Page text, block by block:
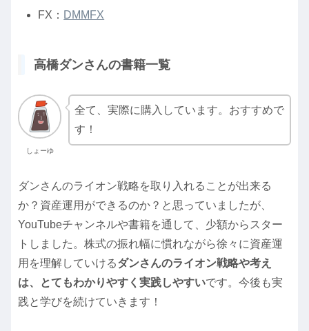
FX： DMMFX
高橋ダンさんの書籍一覧
しょーゆ
全て、実際に購入しています。おすすめで
す！
ダンさんのライオン戦略を取り入れることが出来る
か？資産運用ができるのか？と思っていましたが、
YouTubeチャンネルや書籍を通して、少額からスター
トしました。株式の振れ幅に慣れながら徐々に資産運
用を理解していけるダンさんのライオン戦略や考え
は、とてもわかりやすく実践しやすいです。今後も実
践と学びを続けていきます！